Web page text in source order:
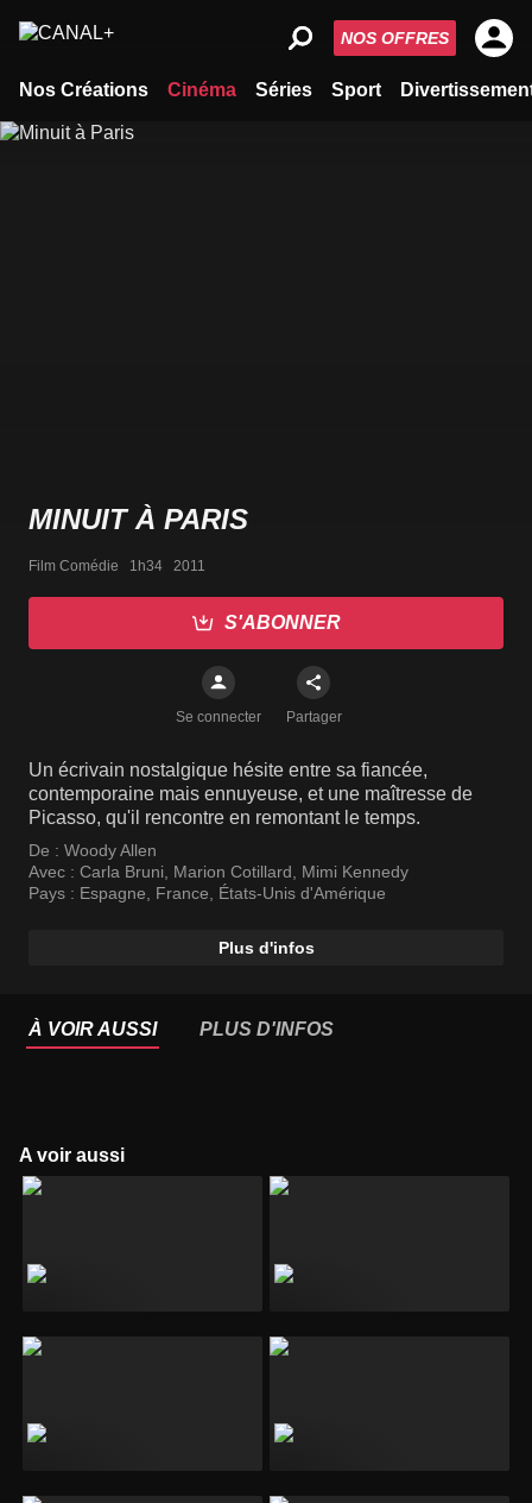
Nos Créations Cinéma Séries Sport
NOS OFFRES
MINUIT À PARIS
Film Comédie   1h34   2011
S'ABONNER
Se connecter Partager
Un écrivain nostalgique hésite entre sa fiancée,
contemporaine mais ennuyeuse, et une maîtresse de
Picasso, qu'il rencontre en remontant le temps.
De : Woody Allen
Avec : Carla Bruni Marion Cotillard
Mimi Kennedy
Pays : Espagne France États-Unis d'Amérique
Plus d'infos
À VOIR AUSSI PLUS D'INFOS
A voir aussi